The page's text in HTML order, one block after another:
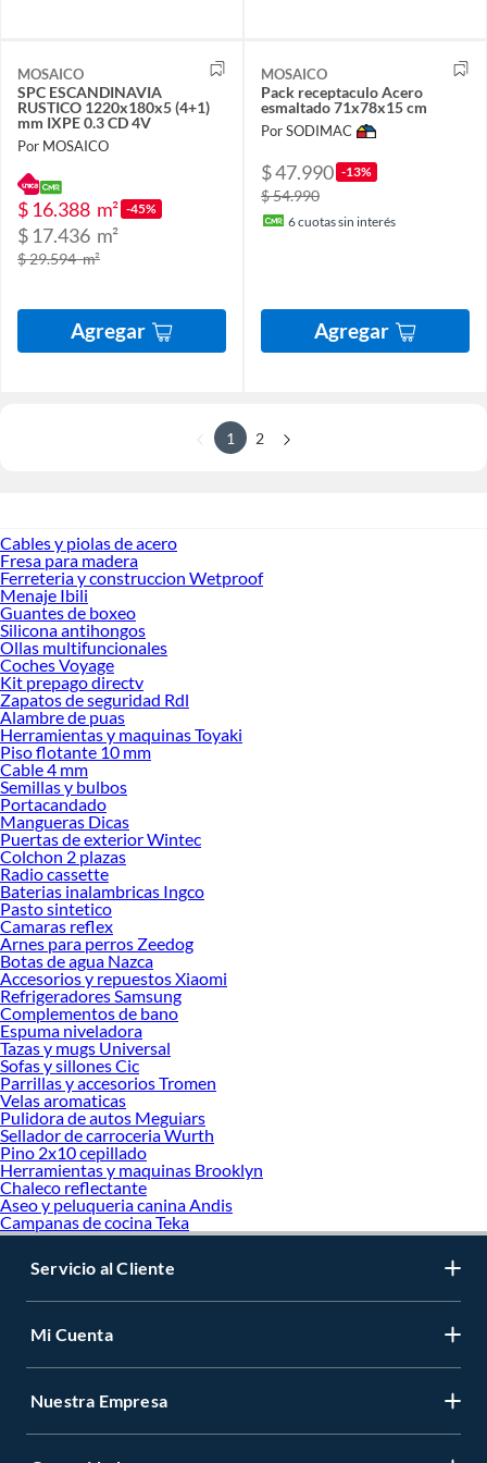
MOSAICO
SPC ESCANDINAVIA
RUSTICO 1220x180x5 (4+1)
mm IXPE 0.3 CD 4V
Por MOSAICO
$ 16.388 m² -45%
$ 17.436 m²
$ 29.594m²
Agregar
MOSAICO
Pack receptaculo Acero
esmaltado 71x78x15 cm
Por SODIMAC
$ 47.990 -13%
$ 54.990
6cuotas sin interés
Agregar
1 2
Cables y piolas de acero
Fresa para madera
Ferreteria y construccion Wetproof
Menaje Ibili
Guantes de boxeo
Silicona antihongos
Ollas multifuncionales
Coches Voyage
Kit prepago directv
Zapatos de seguridad Rdl
Alambre de puas
Herramientas y maquinas Toyaki
Piso flotante 10 mm
Cable 4 mm
Semillas y bulbos
Portacandado
Mangueras Dicas
Puertas de exterior Wintec
Colchon 2 plazas
Radio cassette
Baterias inalambricas Ingco
Pasto sintetico
Camaras reflex
Arnes para perros Zeedog
Botas de agua Nazca
Accesorios y repuestos Xiaomi
Refrigeradores Samsung
Complementos de bano
Espuma niveladora
Tazas y mugs Universal
Sofas y sillones Cic
Parrillas y accesorios Tromen
Velas aromaticas
Pulidora de autos Meguiars
Sellador de carroceria Wurth
Pino 2x10 cepillado
Herramientas y maquinas Brooklyn
Chaleco reflectante
Aseo y peluqueria canina Andis
Campanas de cocina Teka
Servicio al Cliente
Mi Cuenta
Nuestra Empresa